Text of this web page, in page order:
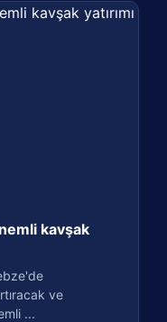
kavşak
ve
...